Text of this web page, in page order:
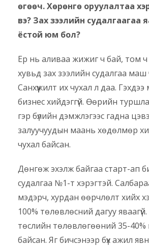
өгөөч. Хөрөнгө оруулалтаа
вэ? Зах зээлийн судалгаагаа
ёстой юм бол?
Ер нь аливаа жижиг ч бай, том
хувьд зах зээлийн судалгаа маш
Санхүүжилт их чухал л даа. Гэхдээ
бизнес хийдэггүй. Өөрийн
гэр бүлийн дэмжлэгээс гадна
залуучуудын маань хөдөлмөр
чухал байсан.
Дөнгөж эхэлж байгаа старт-ап
судалгаа №1-т хэрэгтэй.
мэдэрч, хурдан өөрчлөлт хийх
100% төлөвлөсний дагуу
төслийн төлөвлөгөөний 35-
байсан. Яг бичсэнээр бүх ажил